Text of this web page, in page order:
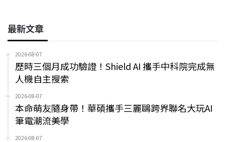
最新文章
2026-08-07
歷時三個月成功驗證！Shield AI 攜手中科院完成無
人機自主搜索
2026-08-07
本命萌友隨身帶！華碩攜手三麗鷗跨界聯名大玩AI
筆電潮流美學
2026-08-07